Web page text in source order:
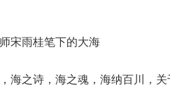
宋雨桂笔下的大海
海之诗，海之魂，海纳百川，